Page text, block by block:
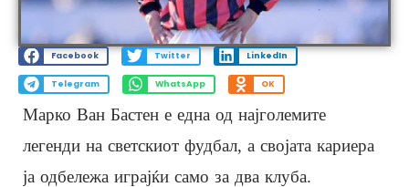
Facebook Twitter LinkedIn
Telegram WhatsApp OK
Марко Ван Бастен е една од најголемите
легенди на светскиот фудбал, а својата кариера
ја одбележа играјќи само за два клуба.